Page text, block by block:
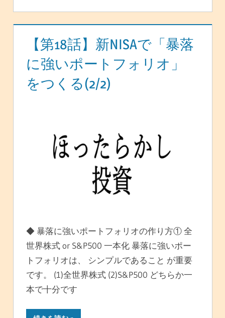
【第18話】新NISAで「暴落
に強いポートフォリオ」
をつくる(2/2)
◆ 暴落に強いポートフォリオの作り方① 全
世界株式 or S&P500 一本化 暴落に強いポー
トフォリオは、 シンプルであること が重要
です。 (1)全世界株式 (2)S&P500 どちらか一
本で十分です